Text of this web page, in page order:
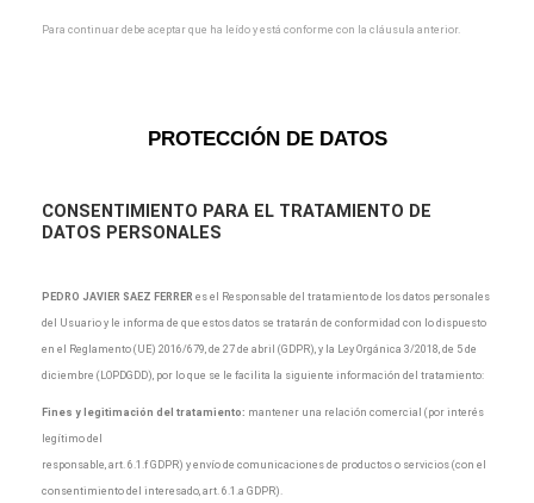
Para continuar debe aceptar que ha leído y está conforme con la cláusula anterior.
PROTECCIÓN DE DATOS
CONSENTIMIENTO PARA EL TRATAMIENTO DE
DATOS PERSONALES
PEDRO JAVIER SAEZ FERRER es el Responsable del tratamiento de los datos personales
del Usuario y le informa de que estos datos se tratarán de conformidad con lo dispuesto
en el Reglamento (UE) 2016/679, de 27 de abril (GDPR), y la Ley Orgánica 3/2018, de 5 de
diciembre (LOPDGDD), por lo que se le facilita la siguiente información del tratamiento:
Fines y legitimación del tratamiento: mantener una relación comercial (por interés
legítimo del
responsable, art. 6.1.f GDPR) y envío de comunicaciones de productos o servicios (con el
consentimiento del interesado, art. 6.1.a GDPR).